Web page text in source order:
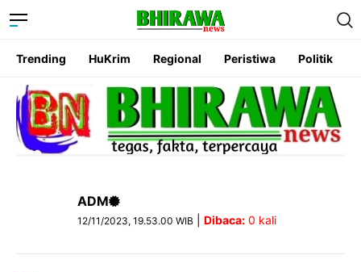
Trending HuKrim Regional Peristiwa Politik
ADM
12/11/2023, 19.53.00 WIB Dibaca: 0 kali